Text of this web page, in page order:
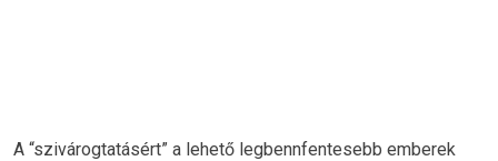
A “szivárogtatásért” a lehető legbennfentesebb emberek